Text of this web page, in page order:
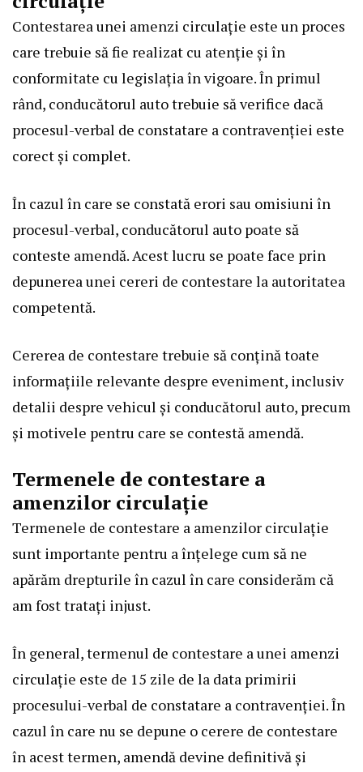
Contestarea unei amenzi circulație este un proces
care trebuie să fie realizat cu atenție și în
conformitate cu legislația în vigoare. În primul
rând, conducătorul auto trebuie să verifice dacă
procesul-verbal de constatare a contravenției este
corect și complet.
În cazul în care se constată erori sau omisiuni în
procesul-verbal, conducătorul auto poate să
conteste amendă. Acest lucru se poate face prin
depunerea unei cereri de contestare la autoritatea
competentă.
Cererea de contestare trebuie să conțină toate
informațiile relevante despre eveniment, inclusiv
detalii despre vehicul și conducătorul auto, precum
și motivele pentru care se contestă amendă.
Termenele de contestare a
amenzilor circulație
Termenele de contestare a amenzilor circulație
sunt importante pentru a înțelege cum să ne
apărăm drepturile în cazul în care considerăm că
am fost tratați injust.
În general, termenul de contestare a unei amenzi
circulație este de 15 zile de la data primirii
procesului-verbal de constatare a contravenției. În
cazul în care nu se depune o cerere de contestare
în acest termen, amendă devine definitivă și